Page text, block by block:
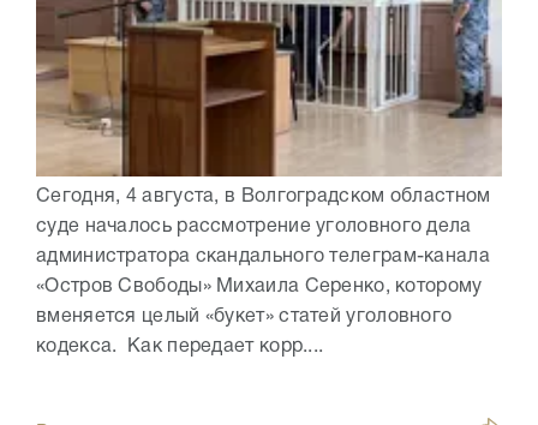
Сегодня, 4 августа, в Волгоградском областном
суде началось рассмотрение уголовного дела
администратора скандального телеграм-канала
«Остров Свободы» Михаила Серенко, которому
вменяется целый «букет» статей уголовного
кодекса. Как передает корр....